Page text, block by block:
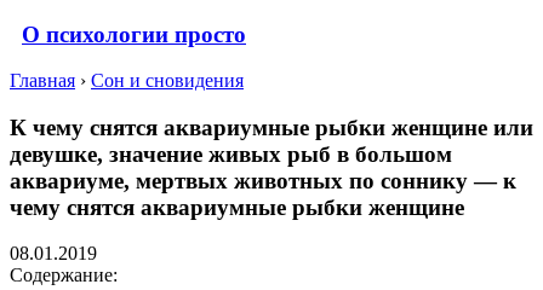
О психологии просто
Главная › Сон и сновидения
К чему снятся аквариумные рыбки женщине или
девушке, значение живых рыб в большом
аквариуме, мертвых животных по соннику — к
чему снятся аквариумные рыбки женщине
08.01.2019
Содержание: